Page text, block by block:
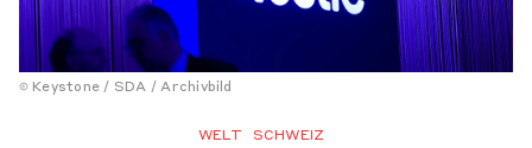
Keystone / SDA / Archivbild
WELT SCHWEIZ